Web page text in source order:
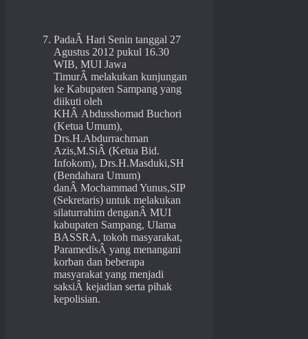
PadaÂ Hari Senin tanggal 27
Agustus 2012 pukul 16.30
WIB, MUI Jawa
TimurÂ melakukan kunjungan
ke Kabupaten Sampang yang
diikuti oleh
KHÂ Abdusshomad Buchori
(Ketua Umum),
Drs.H.Abdurrachman
Azis,M.SiÂ (Ketua Bid.
Infokom), Drs.H.Masduki,SH
(Bendahara Umum)
danÂ Mochammad Yunus,SIP
(Sekretaris) untuk melakukan
silaturrahim denganÂ MUI
kabupaten Sampang, Ulama
BASSRA, tokoh masyarakat,
ParamedisÂ yang menangani
korban dan beberapa
masyarakat yang menjadi
saksiÂ kejadian serta pihak
kepolisian.